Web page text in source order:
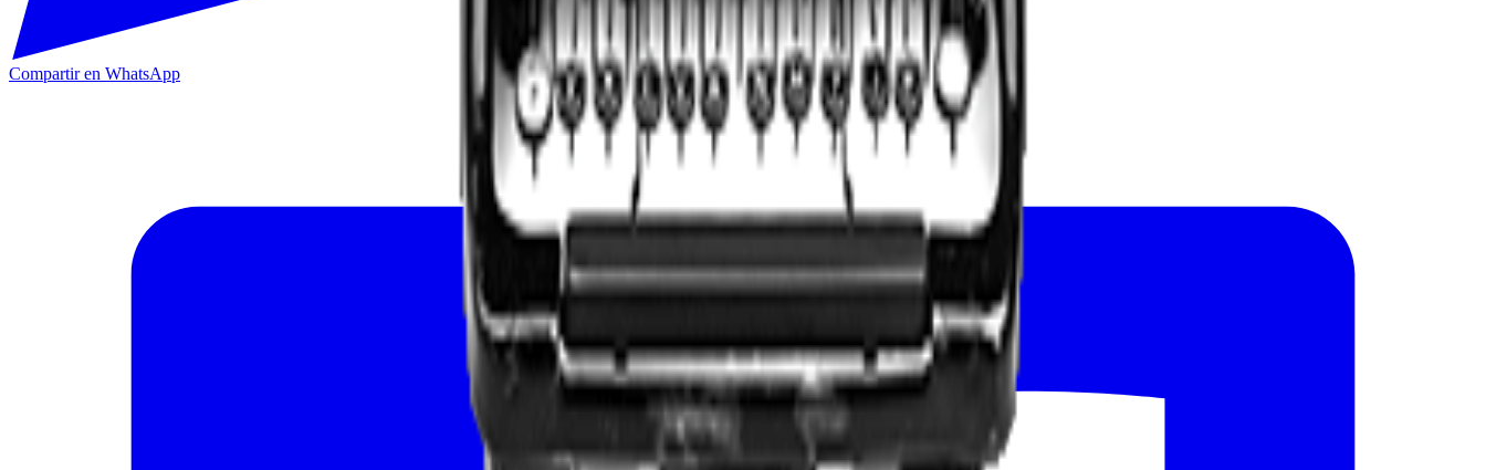
Compartir en WhatsApp